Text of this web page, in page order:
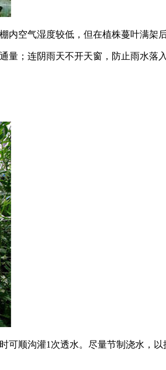
空气湿度较低，但在植株蔓叶满架
；连阴雨天不开天窗，防止雨水落
顺沟灌1次透水。尽量节制浇水，以